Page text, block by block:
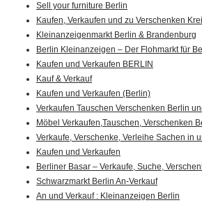
Sell your furniture Berlin
Kaufen, Verkaufen und zu Verschenken
Kleinanzeigenmarkt Berlin & Brandenburg
Berlin Kleinanzeigen – Der Flohmarkt für
Kaufen und Verkaufen BERLIN
Kauf & Verkauf
Kaufen und Verkaufen (Berlin)
Verkaufen Tauschen Verschenken Berlin
Möbel Verkaufen,Tauschen, Verschenken
Verkaufe, Verschenke, Verleihe Sachen in
Kaufen und Verkaufen
Berliner Basar – Verkaufe, Suche,
Schwarzmarkt Berlin An-Verkauf
An und Verkauf : Kleinanzeigen Berlin